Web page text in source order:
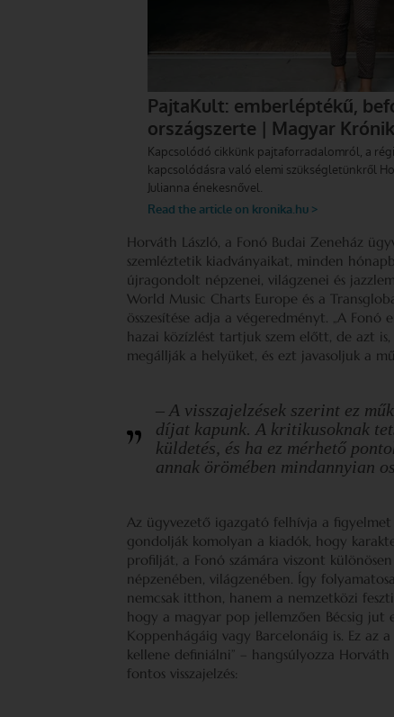
Horváth László, a Fonó Budai Zeneház
szemléztetik kiadványaikat, minden
újragondolt népzenei, világzenei és
World Music Charts Europe és a
összesítése adja a végeredményt. „A
hazai közízlést tartjuk szem előtt, de azt
megállják a helyüket, és ezt javasoljuk a
– A visszajelzések szerint ez
díjat kapunk. A kritikusoknak
küldetés, és ha ez mérhető
annak örömében mindannyian
Az ügyvezető igazgató felhívja a
gondolják komolyan a kiadók, hogy
profilját, a Fonó számára viszont
népzenében, világzenében. Így
nemcsak itthon, hanem a nemzetközi
hogy a magyar pop jellemzően Bécsig jut
Koppenhágáig vagy Barcelonáig is. Ez az
kellene definiálni” – hangsúlyozza
fontos visszajelzés: